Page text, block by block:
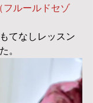
フルールドセゾ
てなしレッスン
。